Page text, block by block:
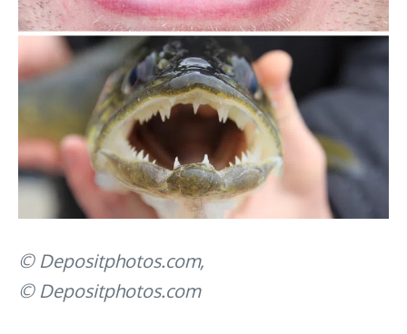
© Depositphotos.com,
© Depositphotos.com